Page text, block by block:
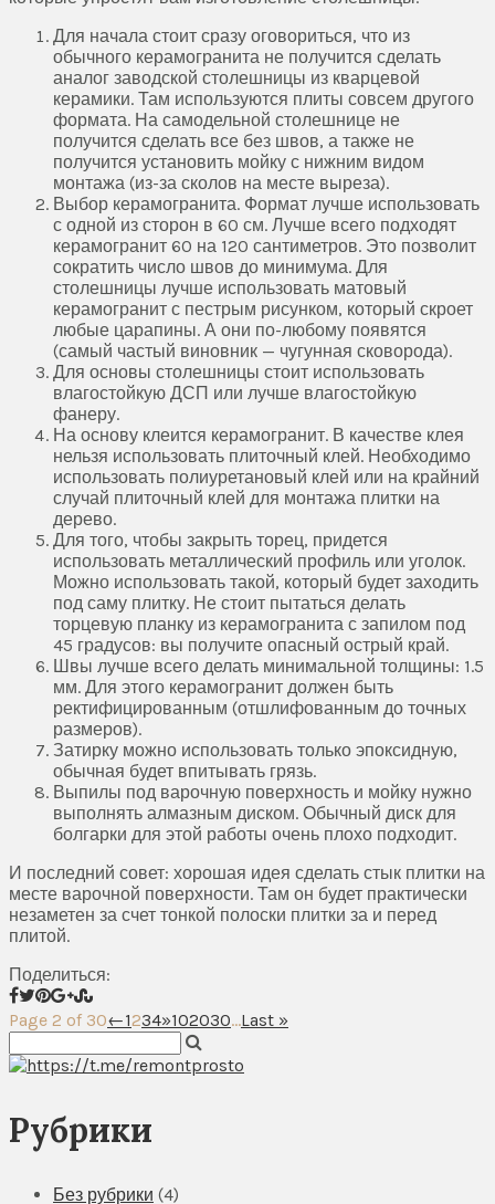
Для начала стоит сразу оговориться, что из
обычного керамогранита не получится сделать
аналог заводской столешницы из кварцевой
керамики. Там используются плиты совсем другого
формата. На самодельной столешнице не
получится сделать все без швов, а также не
получится установить мойку с нижним видом
монтажа (из-за сколов на месте выреза).
Выбор керамогранита. Формат лучше использовать
с одной из сторон в 60 см. Лучше всего подходят
керамогранит 60 на 120 сантиметров. Это позволит
сократить число швов до минимума. Для
столешницы лучше использовать матовый
керамогранит с пестрым рисунком, который скроет
любые царапины. А они по-любому появятся
(самый частый виновник — чугунная сковорода).
Для основы столешницы стоит использовать
влагостойкую ДСП или лучше влагостойкую
фанеру.
На основу клеится керамогранит. В качестве клея
нельзя использовать плиточный клей. Необходимо
использовать полиуретановый клей или на крайний
случай плиточный клей для монтажа плитки на
дерево.
Для того, чтобы закрыть торец, придется
использовать металлический профиль или уголок.
Можно использовать такой, который будет заходить
под саму плитку. Не стоит пытаться делать
торцевую планку из керамогранита с запилом под
45 градусов: вы получите опасный острый край.
Швы лучше всего делать минимальной толщины: 1.5
мм. Для этого керамогранит должен быть
ректифицированным (отшлифованным до точных
размеров).
Затирку можно использовать только эпоксидную,
обычная будет впитывать грязь.
Выпилы под варочную поверхность и мойку нужно
выполнять алмазным диском. Обычный диск для
болгарки для этой работы очень плохо подходит.
И последний совет: хорошая идея сделать стык плитки на
месте варочной поверхности. Там он будет практически
незаметен за счет тонкой полоски плитки за и перед
плитой.
Поделиться:
Page 2 of 30←1234»102030...Last »
Рубрики
Без рубрики (4)